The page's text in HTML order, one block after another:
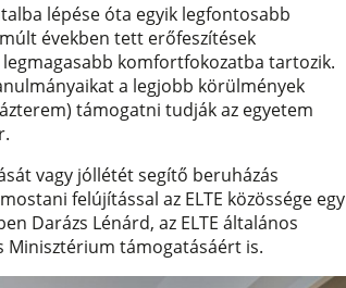
lépése óta egyik legfontosabb
években tett erőfeszítések
komfortfokozatba tartozik.
a legjobb körülmények
támogatni tudják az egyetem
vagy jóllétét segítő beruházás
felújítással az ELTE közössége egy
Darázs Lénárd, az ELTE általános
Minisztérium támogatásáért is.